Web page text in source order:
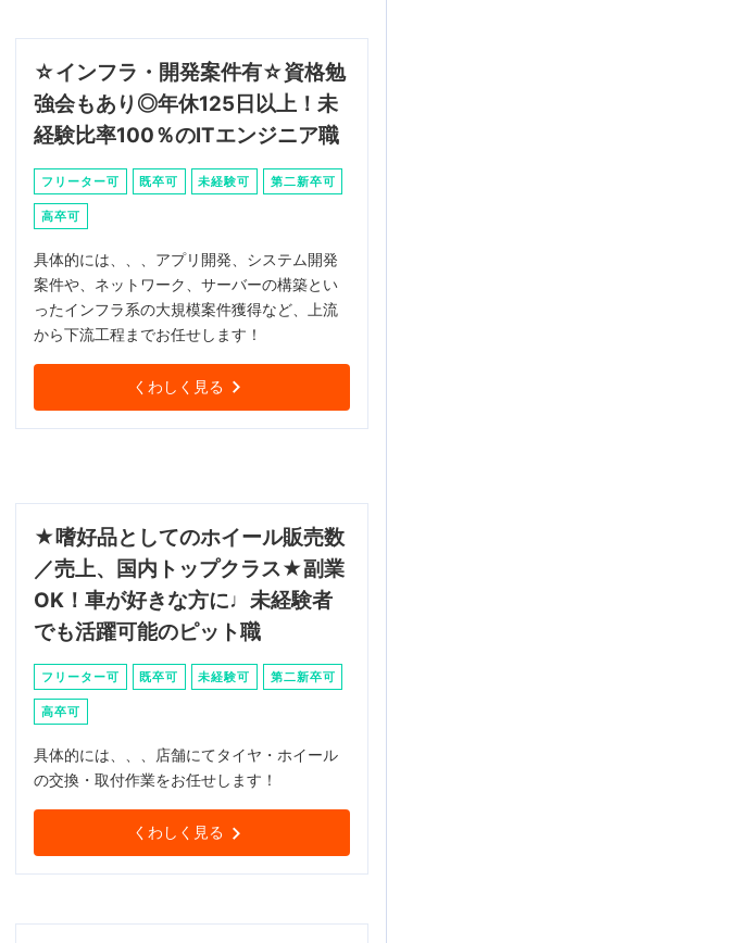
☆インフラ・開発案件有☆資格勉
強会もあり◎年休125日以上！未
経験比率100％のITエンジニア職
フリーター可 既卒可 未経験可 第二新卒可
高卒可
具体的には、、、アプリ開発、システム開発
案件や、ネットワーク、サーバーの構築とい
ったインフラ系の大規模案件獲得など、上流
から下流工程までお任せします！
くわしく見る
★嗜好品としてのホイール販売数
／売上、国内トップクラス★副業
OK！車が好きな方に♩未経験者
でも活躍可能のピット職
フリーター可 既卒可 未経験可 第二新卒可
高卒可
具体的には、、、店舗にてタイヤ・ホイール
の交換・取付作業をお任せします！
くわしく見る